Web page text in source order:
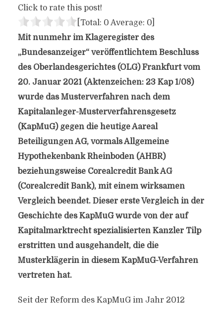
Click to rate this post!
[Total: 0 Average: 0]
Mit nunmehr im Klageregister des
„Bundesanzeiger“ veröffentlichtem Beschluss
des Oberlandesgerichtes (OLG) Frankfurt vom
20. Januar 2021 (Aktenzeichen: 23 Kap 1/08)
wurde das Musterverfahren nach dem
Kapitalanleger-Musterverfahrensgesetz
(KapMuG) gegen die heutige Aareal
Beteiligungen AG, vormals Allgemeine
Hypothekenbank Rheinboden (AHBR)
beziehungsweise Corealcredit Bank AG
(Corealcredit Bank), mit einem wirksamen
Vergleich beendet. Dieser erste Vergleich in der
Geschichte des KapMuG wurde von der auf
Kapitalmarktrecht spezialisierten Kanzler Tilp
erstritten und ausgehandelt, die die
Musterklägerin in diesem KapMuG-Verfahren
vertreten hat.
Seit der Reform des KapMuG im Jahr 2012